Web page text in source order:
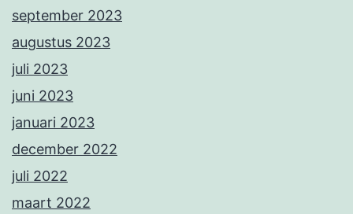
september 2023
augustus 2023
juli 2023
juni 2023
januari 2023
december 2022
juli 2022
maart 2022